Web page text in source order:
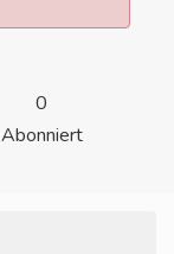
0
Abonniert